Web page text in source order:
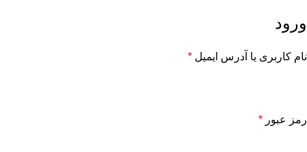
ورود
نام کاربری یا آدرس ایمیل *
رمز عبور *